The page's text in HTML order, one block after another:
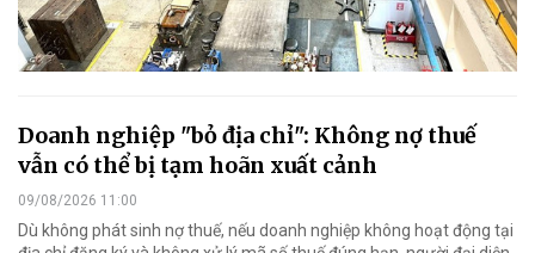
Doanh nghiệp "bỏ địa chỉ": Không nợ thuế
vẫn có thể bị tạm hoãn xuất cảnh
09/08/2026 11:00
Dù không phát sinh nợ thuế, nếu doanh nghiệp không hoạt động tại